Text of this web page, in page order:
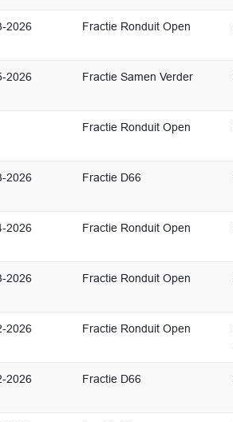
2026 Fractie Ronduit Open
2026 Fractie Samen Verder
Fractie Ronduit Open
2026 Fractie D66
2026 Fractie Ronduit Open
2026 Fractie Ronduit Open
2026 Fractie Ronduit Open
2026 Fractie D66